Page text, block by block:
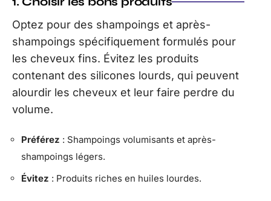
Optez pour des shampoings et après-
shampoings spécifiquement formulés pour
les cheveux fins. Évitez les produits
contenant des silicones lourds, qui peuvent
alourdir les cheveux et leur faire perdre du
volume.
Préférez : Shampoings volumisants et après-
shampoings légers.
Évitez : Produits riches en huiles lourdes.